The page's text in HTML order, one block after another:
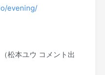
evening/
松本ユウ コメント出